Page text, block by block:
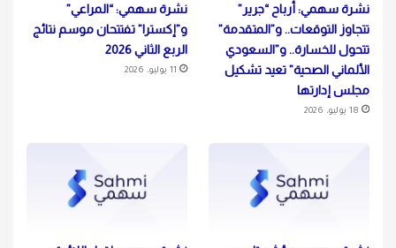
نشرة سهمي: أرباح “جرير”
تتجاوز التوقعات.. و”المتقدمة”
تتحول للخسارة.. و”السعودي
الألماني الصحية” تعيد تشكيل
مجلس إدارتها
18 يوليو، 2026
نشرة سهمي: “المراعي”
و”إكسترا” تفتتحان موسم نتائج
الربع الثاني 2026
11 يوليو، 2026